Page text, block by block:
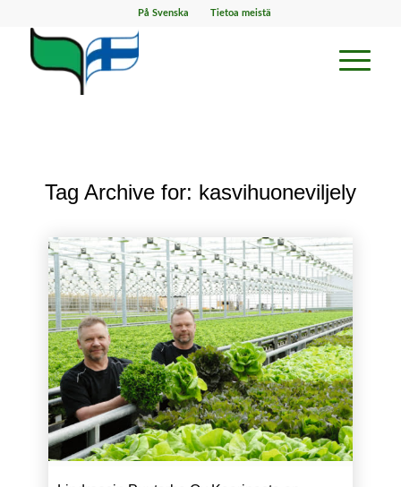
På Svenska Tietoa meistä
Tag Archive for: kasvihuoneviljely